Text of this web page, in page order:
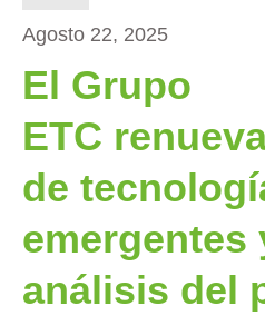
Agosto 22, 2025
El Grupo
ETC
de
emergentes
análisis del